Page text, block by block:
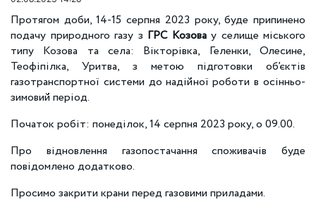
Протягом доби, 14-15 серпня 2023 року, буде припинено
подачу природного газу з ГРС Козова у селище міського
типу Козова та села: Вікторівка, Геленки, Олесине,
Теофіпілка, Уритва, з метою підготовки об’єктів
газотранспортної системи до надійної роботи в осінньо-
зимовий період.
Початок робіт: понеділок, 14 серпня 2023 року, о 09.00.
Про відновлення газопостачання споживачів буде
повідомлено додатково.
Просимо закрити крани перед газовими приладами.